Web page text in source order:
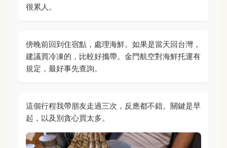
很累人。
傍晚前回到住宿點，處理海鮮。如果是當天回台灣，
建議買冷凍的，比較好攜帶。金門航空對海鮮托運有
規定，最好事先查詢。
這個行程我帶朋友走過三次，反應都不錯。關鍵是早
起，以及別貪心買太多。